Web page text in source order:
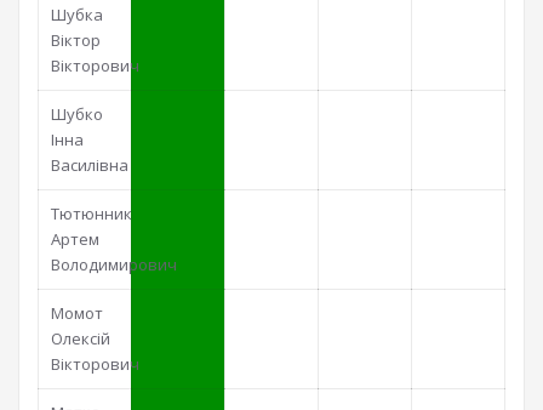
Шубка
Віктор
Вікторович
Шубко
Інна
Василівна
Тютюнник
Артем
Володимирович
Момот
Олексій
Вікторович